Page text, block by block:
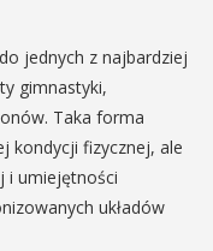
jednych z najbardziej
gimnastyki,
Taka forma
kondycji fizycznej, ale
i umiejętności
układów